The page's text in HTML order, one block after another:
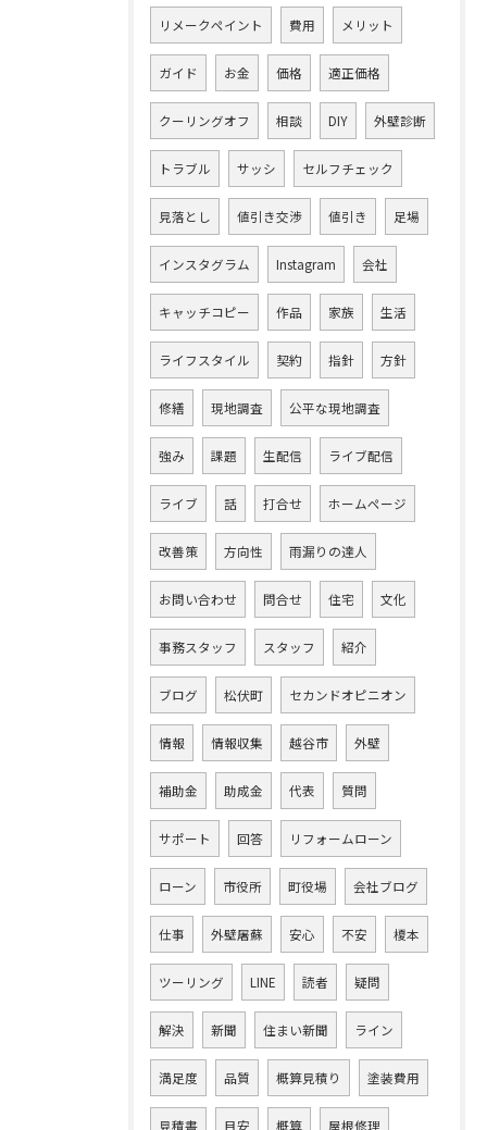
リメークペイント 費用 メリット
ガイド お金 価格 適正価格
クーリングオフ 相談 DIY 外壁診断
トラブル サッシ セルフチェック
見落とし 値引き交渉 値引き 足場
インスタグラム Instagram 会社
キャッチコピー 作品 家族 生活
ライフスタイル 契約 指針 方針
修繕 現地調査 公平な現地調査
強み 課題 生配信 ライブ配信
ライブ 話 打合せ ホームページ
改善策 方向性 雨漏りの達人
お問い合わせ 問合せ 住宅 文化
事務スタッフ スタッフ 紹介
ブログ 松伏町 セカンドオピニオン
情報 情報収集 越谷市 外壁
補助金 助成金 代表 質問
サポート 回答 リフォームローン
ローン 市役所 町役場 会社ブログ
仕事 外壁屠蘇 安心 不安 榎本
ツーリング LINE 読者 疑問
解決 新聞 住まい新聞 ライン
満足度 品質 概算見積り 塗装費用
見積書 目安 概算 屋根修理